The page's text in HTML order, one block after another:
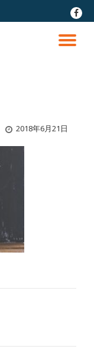
fa-
ナ
2018年6月21日